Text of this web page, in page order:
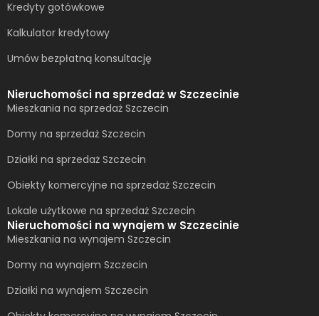
Kredyty gotówkowe
Kalkulator kredytowy
Umów bezpłatną konsultację​
Nieruchomości na sprzedaż w Szczecinie
Mieszkania na sprzedaż Szczecin
Domy na sprzedaż Szczecin
Działki na sprzedaż Szczecin
Obiekty komercyjne na sprzedaż Szczecin
Lokale użytkowe na sprzedaż Szczecin
Nieruchomości na wynajem w Szczecinie
Mieszkania na wynajem Szczecin
Domy na wynajem Szczecin
Działki na wynajem Szczecin